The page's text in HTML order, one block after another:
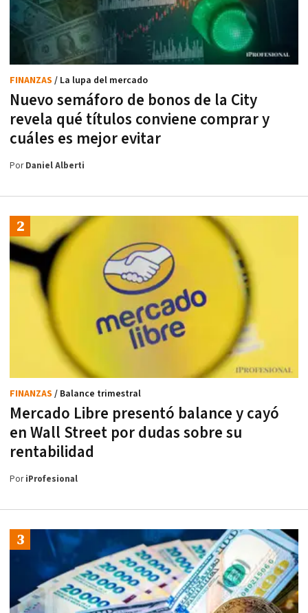
Nuevo semáforo de bonos de la City
revela qué títulos conviene comprar y
cuáles es mejor evitar
FINANZAS / La lupa del mercado
PorDaniel Alberti
Mercado Libre presentó balance y cayó
en Wall Street por dudas sobre su
rentabilidad
FINANZAS / Balance trimestral
PoriProfesional